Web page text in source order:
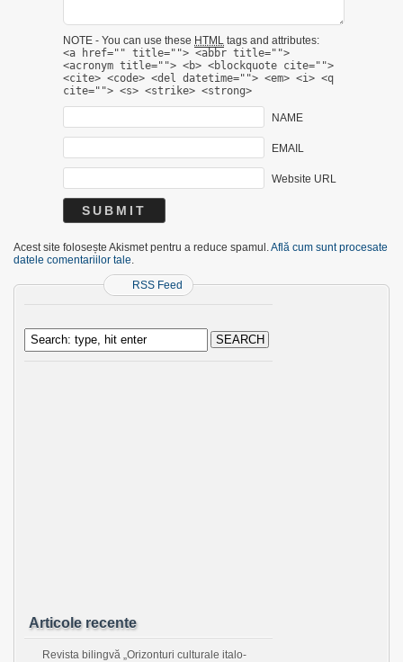
NOTE - You can use these HTML tags and attributes:
<a href="" title=""> <abbr title="">
<acronym title=""> <b> <blockquote cite="">
<cite> <code> <del datetime=""> <em> <i> <q
cite=""> <s> <strike> <strong>
NAME
EMAIL
Website URL
Acest site folosește Akismet pentru a reduce spamul.Află cum sunt procesate
datele comentariilor tale.
RSS Feed
Articole recente
Revista bilingvă „Orizonturi culturale italo-